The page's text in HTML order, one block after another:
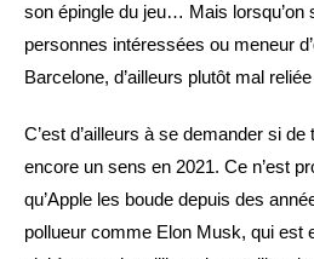
son épingle du jeu… Mais lorsqu’on
personnes intéressées ou meneur
Barcelone, d’ailleurs plutôt mal
C’est d’ailleurs à se demander si
encore un sens en 2021. Ce n’est
qu’Apple les boude depuis des
pollueur comme Elon Musk, qui est